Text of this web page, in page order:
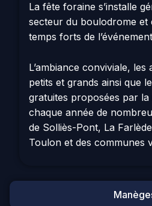
La fête foraine s’installe
secteur du boulodrome et
temps forts de
L’ambiance conviviale,
petits et grands ainsi que
gratuites proposées par
chaque année de
de Solliès-Pont, La
Toulon et des communes